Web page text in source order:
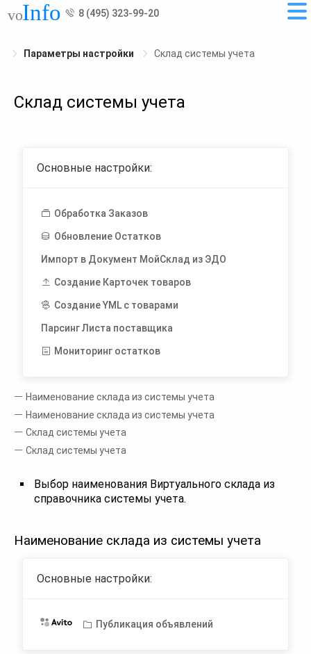
8 (495) 323-99-20
Параметры настройки Склад системы учета
Склад системы учета
Основные настройки:
Обработка Заказов
Обновление Остатков
Импорт в Документ МойСклад из ЭДО
Создание Карточек товаров
Создание YML с товарами
Парсинг Листа поставщика
Мониторинг остатков
Наименование склада из системы учета
Наименование склада из системы учета
Склад системы учета
Склад системы учета
Выбор наименования Виртуального склада из
справочника системы учета.
Наименование склада из системы учета
Основные настройки:
Публикация объявлений